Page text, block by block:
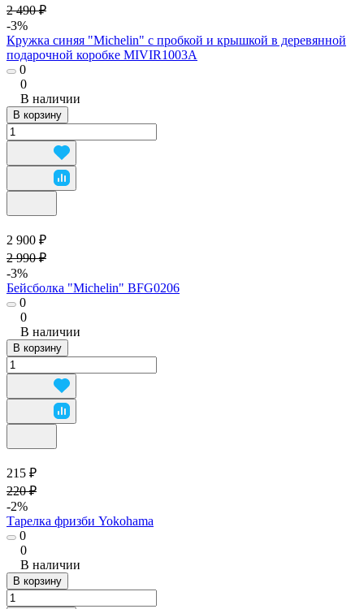
2 490 ₽
-3%
Кружка синяя "Michelin" с пробкой и крышкой в деревянной
подарочной коробке MIVIR1003A
0
0
В наличии
В корзину
2 900 ₽
2 990 ₽
-3%
Бейсболка "Michelin" BFG0206
0
0
В наличии
В корзину
215 ₽
220 ₽
-2%
Тарелка фризби Yokohama
0
0
В наличии
В корзину